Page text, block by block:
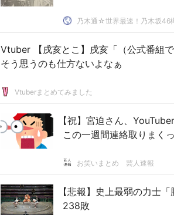
乃木通☆世界最速！乃木坂46
Vtuber 【戌亥とこ】戌亥「（公式番組
そう思うのも仕方ないよなぁ
Vtuberまとめてみました
【祝】宮迫さん、
この一週間連絡取りまくっ
お笑いまとめ 芸人速報
【悲報】史上最弱の力士
238敗